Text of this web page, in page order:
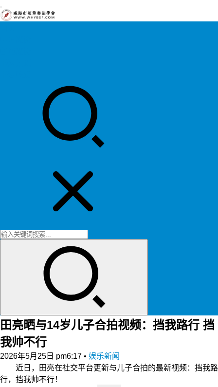
田亮晒与14岁儿子合拍视频：挡我路行 挡
我帅不行
2026年5月25日 pm6:17 • 娱乐新闻
近日，田亮在社交平台更新与儿子合拍的最新视频：挡我路
行，挡我帅不行！